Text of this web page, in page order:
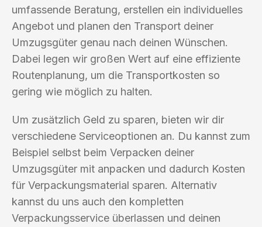
umfassende Beratung, erstellen ein individuelles
Angebot und planen den Transport deiner
Umzugsgüter genau nach deinen Wünschen.
Dabei legen wir großen Wert auf eine effiziente
Routenplanung, um die Transportkosten so
gering wie möglich zu halten.
Um zusätzlich Geld zu sparen, bieten wir dir
verschiedene Serviceoptionen an. Du kannst zum
Beispiel selbst beim Verpacken deiner
Umzugsgüter mit anpacken und dadurch Kosten
für Verpackungsmaterial sparen. Alternativ
kannst du uns auch den kompletten
Verpackungsservice überlassen und deinen